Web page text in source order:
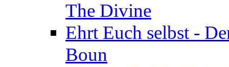
The Divine
Ehrt Euch selbst -
Boun